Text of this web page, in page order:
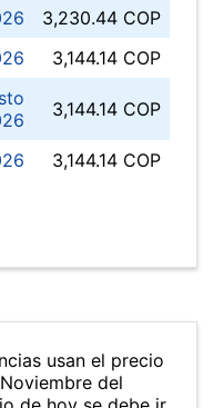
3,230.44 COP
3,144.14 COP
3,144.14 COP
3,144.14 COP
usan el precio
del